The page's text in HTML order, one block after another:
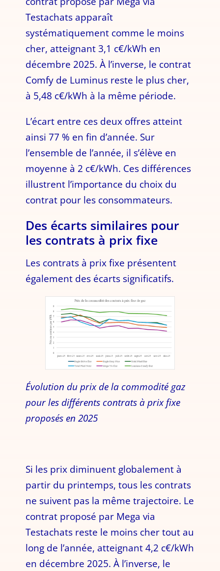
Testachats apparaît
systématiquement comme le moins
cher, atteignant 3,1 c€/kWh en
décembre 2025. À l’inverse, le contrat
Comfy de Luminus reste le plus cher,
à 5,48 c€/kWh à la même période.
L’écart entre ces deux offres atteint
ainsi 77 % en fin d’année. Sur
l’ensemble de l’année, il s’élève en
moyenne à 2 c€/kWh. Ces différences
illustrent l’importance du choix du
contrat pour les consommateurs.
Des écarts similaires pour
les contrats à prix fixe
Les contrats à prix fixe présentent
également des écarts significatifs.
Évolution du prix de la commodité gaz
pour les différents contrats à prix fixe
proposés en 2025
Si les prix diminuent globalement à
partir du printemps, tous les contrats
ne suivent pas la même trajectoire. Le
contrat proposé par Mega via
Testachats reste le moins cher tout au
long de l’année, atteignant 4,2 c€/kWh
en décembre 2025. À l’inverse, le